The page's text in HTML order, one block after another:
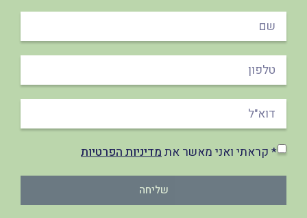
* קראתי ואני מאשר אתמדיניות הפרטיות
שליחה